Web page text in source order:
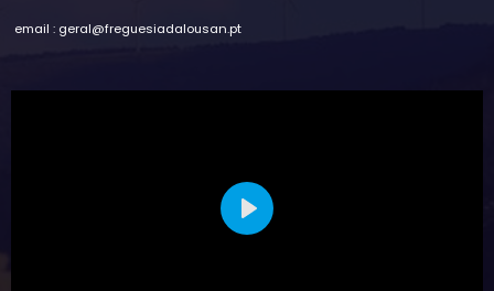
email : geral@freguesiadalousan.pt
Play